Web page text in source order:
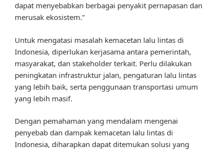
dapat menyebabkan berbagai penyakit pernapasan dan
merusak ekosistem.”
Untuk mengatasi masalah kemacetan lalu lintas di
Indonesia, diperlukan kerjasama antara pemerintah,
masyarakat, dan stakeholder terkait. Perlu dilakukan
peningkatan infrastruktur jalan, pengaturan lalu lintas
yang lebih baik, serta penggunaan transportasi umum
yang lebih masif.
Dengan pemahaman yang mendalam mengenai
penyebab dan dampak kemacetan lalu lintas di
Indonesia, diharapkan dapat ditemukan solusi yang